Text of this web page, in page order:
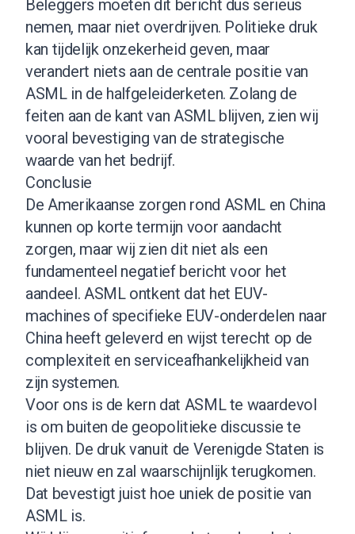
Beleggers moeten dit bericht dus serieus
nemen, maar niet overdrijven. Politieke druk
kan tijdelijk onzekerheid geven, maar
verandert niets aan de centrale positie van
ASML in de halfgeleiderketen. Zolang de
feiten aan de kant van ASML blijven, zien wij
vooral bevestiging van de strategische
waarde van het bedrijf.
Conclusie
De Amerikaanse zorgen rond ASML en China
kunnen op korte termijn voor aandacht
zorgen, maar wij zien dit niet als een
fundamenteel negatief bericht voor het
aandeel. ASML ontkent dat het EUV-
machines of specifieke EUV-onderdelen naar
China heeft geleverd en wijst terecht op de
complexiteit en serviceafhankelijkheid van
zijn systemen.
Voor ons is de kern dat ASML te waardevol
is om buiten de geopolitieke discussie te
blijven. De druk vanuit de Verenigde Staten is
niet nieuw en zal waarschijnlijk terugkomen.
Dat bevestigt juist hoe uniek de positie van
ASML is.